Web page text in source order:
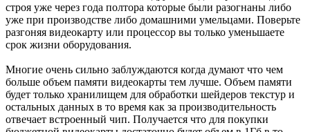
строя уже через года полтора которые были разогнаны либо
уже при производстве либо домашними умельцами. Поверьте
разгоняя видеокарту или процессор вы только уменьшаете
срок жизни оборудования.
Многие очень сильно заблуждаются когда думают что чем
больше объем памяти видеокарты тем лучше. Объем памяти
будет только хранилищем для обработки шейдеров текстур и
остальных данных в то время как за производительность
отвечает встроенный чип. Получается что для покупки